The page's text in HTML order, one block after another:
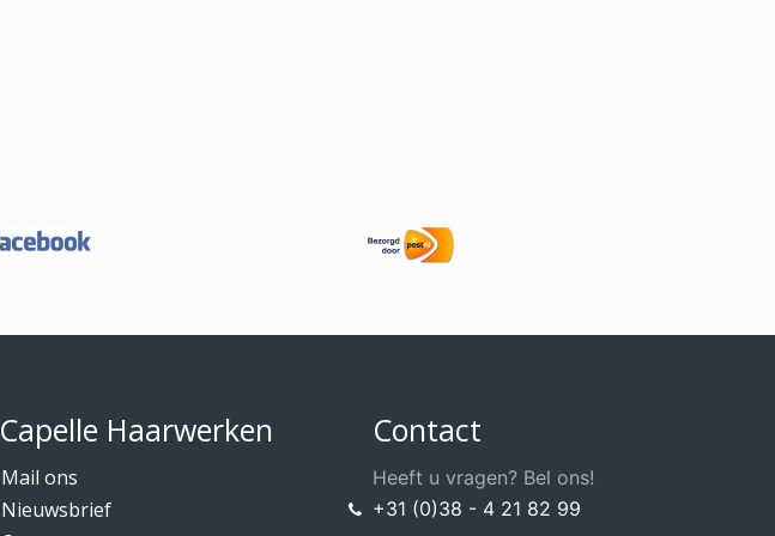
Capelle Haarwerken
Mail ons
Nieuwsbrief
Contact
Heeft u vragen? Bel ons!
+31 (0)38 - 4 21 82 99